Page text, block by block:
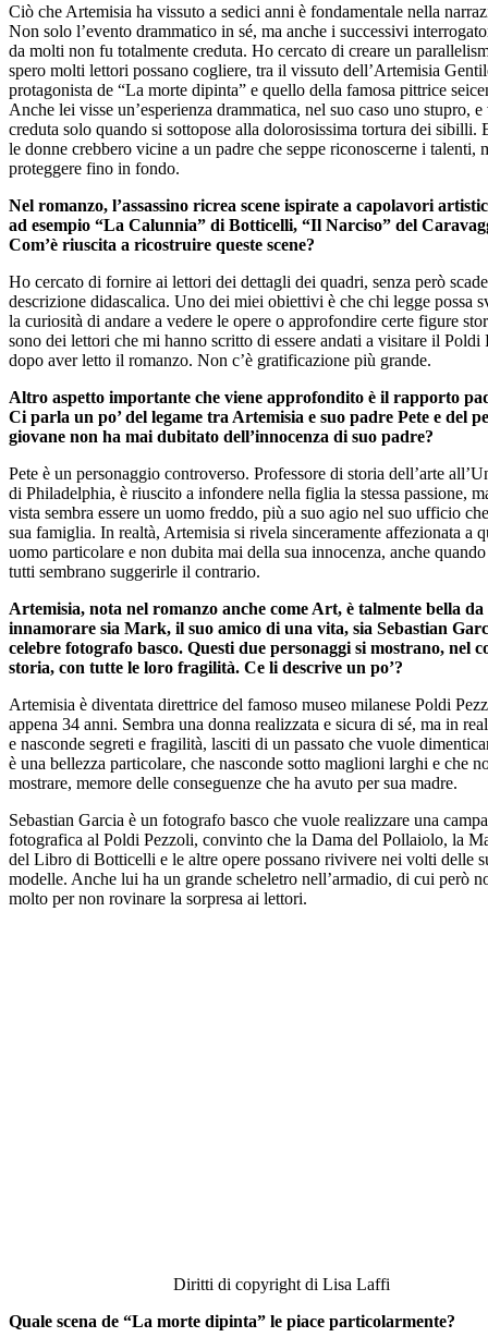
Ciò che Artemisia ha vissuto a sedici anni è fondamentale nella
Non solo l’evento drammatico in sé, ma anche i successivi
da molti non fu totalmente creduta. Ho cercato di creare un
spero molti lettori possano cogliere, tra il vissuto dell’Artemisia
protagonista de “La morte dipinta” e quello della famosa pittrice
Anche lei visse un’esperienza drammatica, nel suo caso uno stupro, e
creduta solo quando si sottopose alla dolorosissima tortura dei sibilli.
le donne crebbero vicine a un padre che seppe riconoscerne i talenti,
proteggere fino in fondo.
Nel romanzo, l’assassino ricrea scene ispirate a capolavori
ad esempio “La Calunnia” di Botticelli, “Il Narciso” del
Com’è riuscita a ricostruire queste scene?
Ho cercato di fornire ai lettori dei dettagli dei quadri, senza però
descrizione didascalica. Uno dei miei obiettivi è che chi legge possa
la curiosità di andare a vedere le opere o approfondire certe figure
sono dei lettori che mi hanno scritto di essere andati a visitare il Poldi
dopo aver letto il romanzo. Non c’è gratificazione più grande.
Altro aspetto importante che viene approfondito è il rapporto
Ci parla un po’ del legame tra Artemisia e suo padre Pete e del
giovane non ha mai dubitato dell’innocenza di suo padre?
Pete è un personaggio controverso. Professore di storia dell’arte
di Philadelphia, è riuscito a infondere nella figlia la stessa passione,
vista sembra essere un uomo freddo, più a suo agio nel suo ufficio
sua famiglia. In realtà, Artemisia si rivela sinceramente affezionata a
uomo particolare e non dubita mai della sua innocenza, anche
tutti sembrano suggerirle il contrario.
Artemisia, nota nel romanzo anche come Art, è talmente bella
innamorare sia Mark, il suo amico di una vita, sia Sebastian
celebre fotografo basco. Questi due personaggi si mostrano, nel
storia, con tutte le loro fragilità. Ce li descrive un po’?
Artemisia è diventata direttrice del famoso museo milanese Poldi
appena 34 anni. Sembra una donna realizzata e sicura di sé, ma in
e nasconde segreti e fragilità, lasciti di un passato che vuole
è una bellezza particolare, che nasconde sotto maglioni larghi e che
mostrare, memore delle conseguenze che ha avuto per sua madre.
Sebastian Garcia è un fotografo basco che vuole realizzare una
fotografica al Poldi Pezzoli, convinto che la Dama del Pollaiolo, la
del Libro di Botticelli e le altre opere possano rivivere nei volti delle
modelle. Anche lui ha un grande scheletro nell’armadio, di cui però
molto per non rovinare la sorpresa ai lettori.
Diritti di copyright di Lisa Laffi
Quale scena de “La morte dipinta” le piace particolarmente?